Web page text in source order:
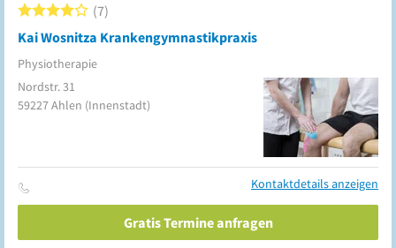
Kai Wosnitza Krankengymnastikpraxis
Physiotherapie
7
Nordstr. 31
59227Ahlen (Innenstadt)
Kontaktdetails anzeigen
Gratis Termine anfragen